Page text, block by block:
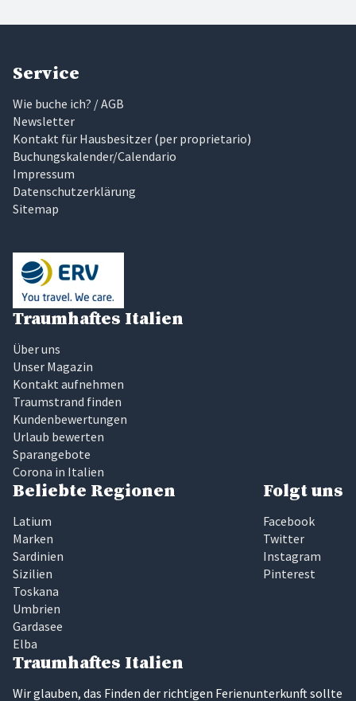
Service
Wie buche ich? / AGB
Newsletter
Kontakt für Hausbesitzer (per proprietario)
Buchungskalender/Calendario
Impressum
Datenschutzerklärung
Sitemap
Traumhaftes Italien
Über uns
Unser Magazin
Kontakt aufnehmen
Traumstrand finden
Kundenbewertungen
Urlaub bewerten
Sparangebote
Corona in Italien
Beliebte Regionen
Latium
Marken
Sardinien
Sizilien
Toskana
Umbrien
Gardasee
Elba
Folgt uns
Facebook
Twitter
Instagram
Pinterest
Traumhaftes Italien
Wir glauben, das Finden der richtigen Ferienunterkunft sollte